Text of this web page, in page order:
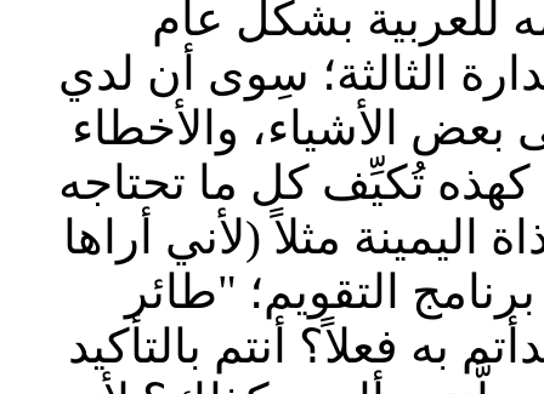
للعربية بشكل عام
الثالثة؛ سِوى أن لدي
الأشياء، والأخطاء
كهذه تُكيِّف كل ما تحتاجه
مثلاً (لأني أراها
2- ماذا عن برنامج التقويم؛ "طائر
به فعلاً؟ أنتم بالتأكيد